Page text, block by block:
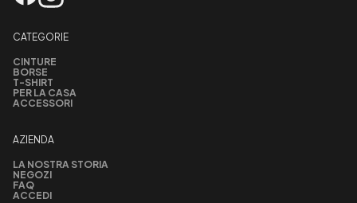
CATEGORIE
CINTURE
BORSE
T-SHIRT
PER LA CASA
ACCESSORI
AZIENDA
LA NOSTRA STORIA
NEGOZI
FAQ
ACCEDI